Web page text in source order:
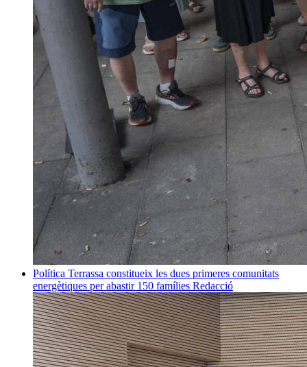
Política Terrassa constitueix les dues primeres comunitats
energètiques per abastir 150 famílies Redacció